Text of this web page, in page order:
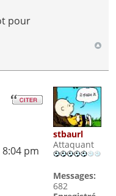
pour
8:04 pm
stbaurl
Attaquant
Messages:
682